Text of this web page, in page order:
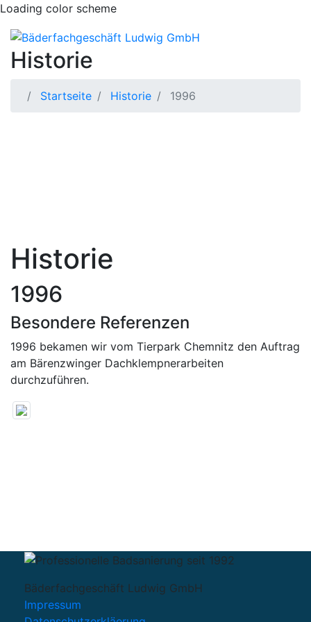
Loading color scheme
Historie
Startseite Historie 1996
Historie
1996
Besondere Referenzen
1996 bekamen wir vom Tierpark Chemnitz den Auftrag
am Bärenzwinger Dachklempnerarbeiten
durchzuführen.
Bäderfachgeschäft Ludwig GmbH
Impressum